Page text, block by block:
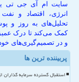
سایت ام آی جی تی یک
انرژی، اقتصاد و
تحلیل‌های به روز و
کمک می‌کند تا درک
و در تصمیم‌گیری‌های
پربیننده ترین ها
استقبال گسترده سرمایه